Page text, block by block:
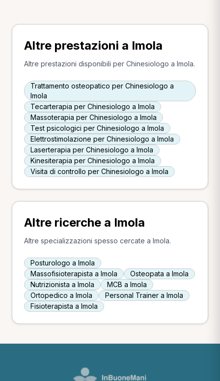
Altre prestazioni a Imola
Altre prestazioni disponibili per Chinesiologo a Imola.
Trattamento osteopatico per Chinesiologo a
Imola
Tecarterapia per Chinesiologo a Imola
Massoterapia per Chinesiologo a Imola
Test psicologici per Chinesiologo a Imola
Elettrostimolazione per Chinesiologo a Imola
Laserterapia per Chinesiologo a Imola
Kinesiterapia per Chinesiologo a Imola
Visita di controllo per Chinesiologo a Imola
Altre ricerche a Imola
Altre specializzazioni spesso cercate a Imola.
Posturologo a Imola
Massofisioterapista a Imola
Osteopata a Imola
Nutrizionista a Imola
MCB a Imola
Ortopedico a Imola
Personal Trainer a Imola
Fisioterapista a Imola